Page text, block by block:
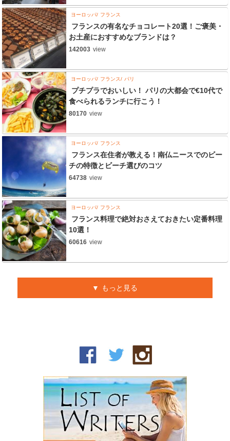
ヨーロッパ フランス
フランスの有名なチョコレート20選！ご褒美・
お土産におすすめなブランドは？
142003 view
ヨーロッパ フランス パリ
プチプラでおいしい！ パリの大都会で€10代で
食べられるランチに行こう！
80170 view
ヨーロッパ フランス
フランス在住者が教える！南仏ニースでのビー
チの特徴とビーチ選びのコツ
64738 view
ヨーロッパ フランス
フランス料理で絶対おさえておきたい定番料理
10選！
60616 view
もっと見る